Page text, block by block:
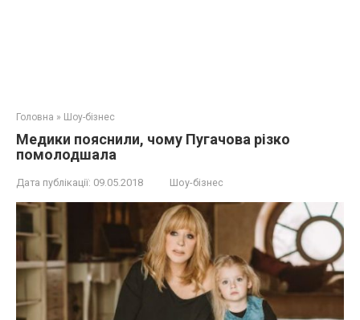
Головна » Шоу-бізнес
Медики пояснили, чому Пугачова різко
помолодшала
Дата публікації: 09.05.2018 Шоу-бізнес